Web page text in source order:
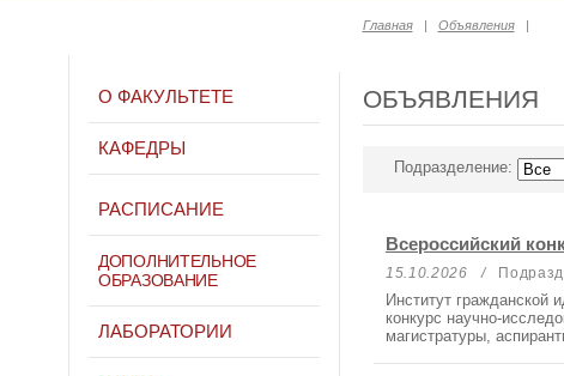
Главная| Объявления|
О ФАКУЛЬТЕТЕ
КАФЕДРЫ
РАСПИСАНИЕ
ДОПОЛНИТЕЛЬНОЕ
ОБРАЗОВАНИЕ
ЛАБОРАТОРИИ
ОБЪЯВЛЕНИЯ
Подразделение:
Всероссийский
15.10.2026 /
Институт гражданской
конкурс научно-
магистратуры,